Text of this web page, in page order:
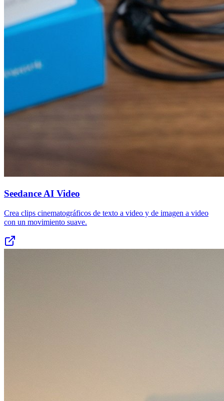
Seedance AI Video
Crea clips cinematográficos de texto a video y de imagen a video
con un movimiento suave.